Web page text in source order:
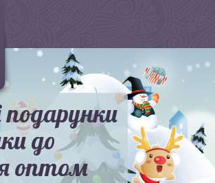
подарунки
до
оптом